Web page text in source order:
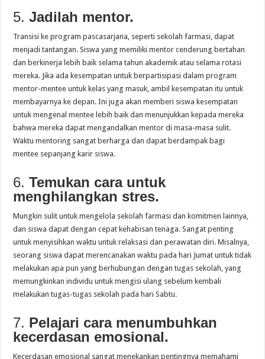
5.Jadilah mentor.
Transisi ke program pascasarjana, seperti sekolah farmasi, dapat
menjadi tantangan. Siswa yang memiliki mentor cenderung bertahan
dan berkinerja lebih baik selama tahun akademik atau selama rotasi
mereka. Jika ada kesempatan untuk berpartisipasi dalam program
mentor-mentee untuk kelas yang masuk, ambil kesempatan itu untuk
membayarnya ke depan. Ini juga akan memberi siswa kesempatan
untuk mengenal mentee lebih baik dan menunjukkan kepada mereka
bahwa mereka dapat mengandalkan mentor di masa-masa sulit.
Waktu mentoring sangat berharga dan dapat berdampak bagi
mentee sepanjang karir siswa.
6.Temukan cara untuk
menghilangkan stres.
Mungkin sulit untuk mengelola sekolah farmasi dan komitmen lainnya,
dan siswa dapat dengan cepat kehabisan tenaga. Sangat penting
untuk menyisihkan waktu untuk relaksasi dan perawatan diri. Misalnya,
seorang siswa dapat merencanakan waktu pada hari Jumat untuk tidak
melakukan apa pun yang berhubungan dengan tugas sekolah, yang
memungkinkan individu untuk mengisi ulang sebelum kembali
melakukan tugas-tugas sekolah pada hari Sabtu.
7. Pelajari cara menumbuhkan
kecerdasan emosional.
Kecerdasan emosional sangat menekankan pentingnya memahami